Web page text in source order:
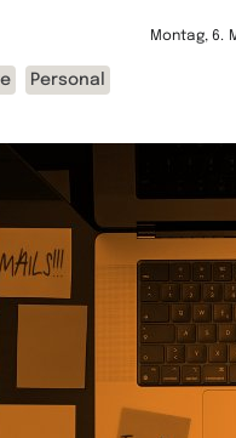
Montag, 6.
Personal